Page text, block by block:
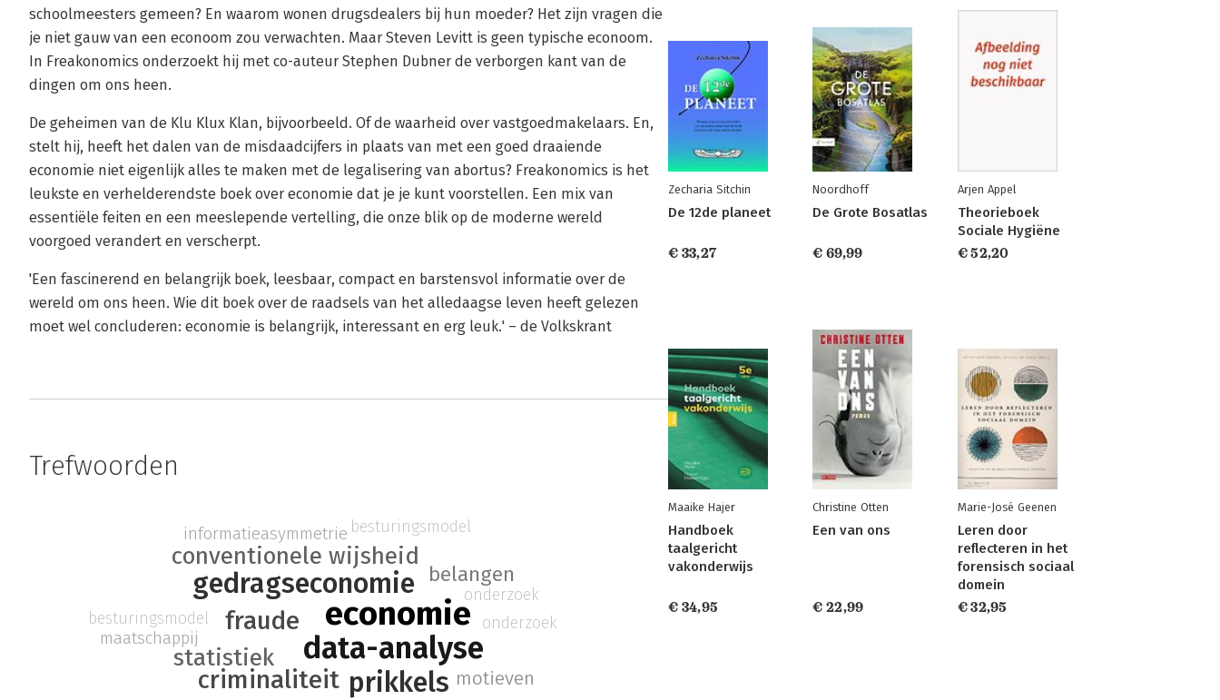
schoolmeesters gemeen? En waarom wonen drugsdealers bij hun moeder? Het zijn vragen die
je niet gauw van een econoom zou verwachten. Maar Steven Levitt is geen typische econoom.
In Freakonomics onderzoekt hij met co-auteur Stephen Dubner de verborgen kant van de
dingen om ons heen.
De geheimen van de Klu Klux Klan, bijvoorbeeld. Of de waarheid over vastgoedmakelaars. En,
stelt hij, heeft het dalen van de misdaadcijfers in plaats van met een goed draaiende
economie niet eigenlijk alles te maken met de legalisering van abortus? Freakonomics is het
leukste en verhelderendste boek over economie dat je je kunt voorstellen. Een mix van
essentiële feiten en een meeslepende vertelling, die onze blik op de moderne wereld
voorgoed verandert en verscherpt.
'Een fascinerend en belangrijk boek, leesbaar, compact en barstensvol informatie over de
wereld om ons heen. Wie dit boek over de raadsels van het alledaagse leven heeft gelezen
moet wel concluderen: economie is belangrijk, interessant en erg leuk.' – de Volkskrant
Trefwoorden
economie
data-analyse
gedragseconomie
prikkels
fraude
criminaliteit
statistiek
conventionele wijsheid
belangen
motieven
maatschappij
informatieasymmetrie
onderzoek
besturingsmodel
onderzoek
besturingsmodel
Zecharia Sitchin
De 12de planeet
€ 33,27
Noordhoff
De Grote Bosatlas
€ 69,99
Arjen Appel
Theorieboek
Sociale Hygiëne
€ 52,20
Maaike Hajer
Handboek
taalgericht
vakonderwijs
€ 34,95
Christine Otten
Een van ons
€ 22,99
Marie-José Geenen
Leren door
reflecteren in het
forensisch sociaal
domein
€ 32,95